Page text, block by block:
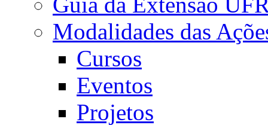
Modalidades das
Cursos
Eventos
Projetos